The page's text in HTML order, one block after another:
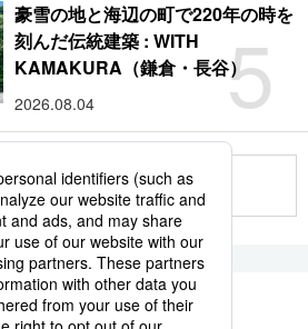
5
豪雪の地と海辺の町で220年の時を
刻んだ伝統建築 : WITH
KAMAKURA（鎌倉・長谷）
2026.08.04
もっと見る
ド